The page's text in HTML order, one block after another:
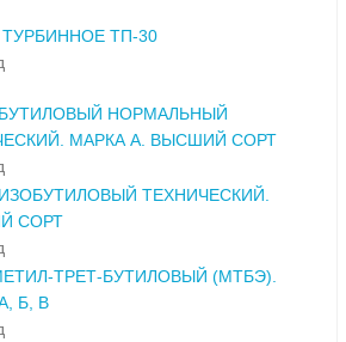
ТП-30
НОРМАЛЬНЫЙ
МАРКА А. ВЫСШИЙ СОРТ
ТЕХНИЧЕСКИЙ.
СОРТ
ТРЕТ-БУТИЛОВЫЙ (МТБЭ).
Б, В